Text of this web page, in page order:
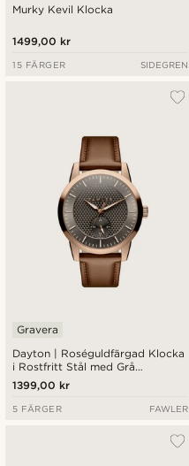
Murky Kevil Klocka
1499,00 kr
15 FÄRGER SIDEGREN
Dayton | Roséguldfärgad Klocka
i Rostfritt Stål med Grå
Texturerad Urtavla
Gravera
1399,00 kr
5 FÄRGER FAWLER